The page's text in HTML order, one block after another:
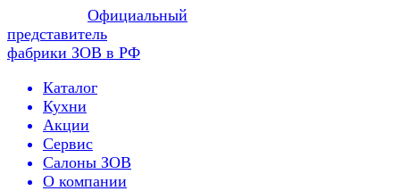
Официальный
представитель
фабрики ЗОВ в РФ
Каталог
Кухни
Акции
Сервис
Салоны ЗОВ
О компании